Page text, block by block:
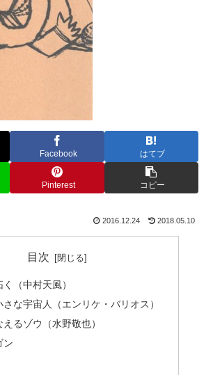
Facebook はてブ
Pinterest コピー
2016.12.24 2018.05.10
目次
（中村天風）
な宇宙人（エンリケ・バリオス）
るゾウ（水野敬也）
ン